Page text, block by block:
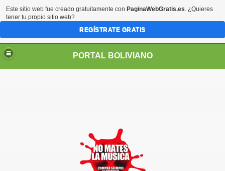
PORTAL BOLIVIANO
Este sitio web fue creado gratuitamente con PaginaWebGratis.es. ¿Quieres
tener tu propio sitio web?
REGÍSTRATE GRATIS